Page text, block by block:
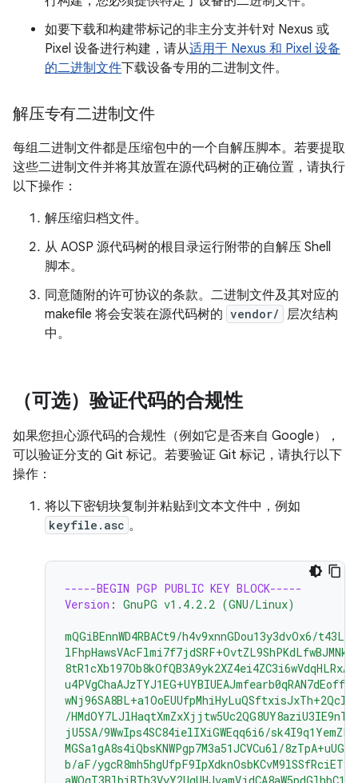
如要下载和构建带标记的非主分支并针对 Nexus 或
Pixel 设备进行构建，请从适用于 Nexus 和 Pixel 设备
的二进制文件下载设备专用的二进制文件。
解压专有二进制文件
每组二进制文件都是压缩包中的一个自解压脚本。若要提取
这些二进制文件并将其放置在源代码树的正确位置，请执行
以下操作：
解压缩归档文件。
从 AOSP 源代码树的根目录运行附带的自解压 Shell
脚本。
同意随附的许可协议的条款。二进制文件及其对应的
makefile 将会安装在源代码树的 vendor/
层次结构
中。
（可选）验证代码的合规性
如果您担心源代码的合规性（例如它是否来自 Google），
可以验证分支的 Git 标记。若要验证 Git 标记，请执行以下
操作：
将以下密钥块复制并粘贴到文本文件中，例如
keyfile.asc 。
-----BEGIN PGP PUBLIC KEY BLOCK-----
Version : GnuPG v1.4.2.2 (GNU/Linux)
mQGiBEnnWD4RBACt9/h4v9xnnGDou13y3dvOx6/
/
jU5SA/9WwIps4SC84ielIXiGWEqq6i6/
MGSa1gA8s4iQbsKNWPgp7M3a51JCVCu6l/
b/aF/